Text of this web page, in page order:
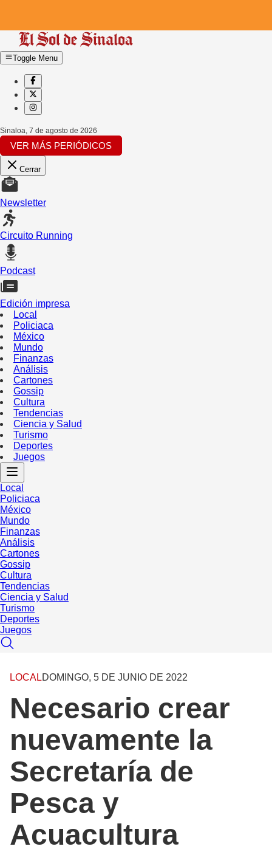
Toggle Menu
Sinaloa, 7 de agosto de 2026
VER MÁS PERIÓDICOS
Cerrar
Newsletter
Circuito Running
Podcast
Edición impresa
Local
Policiaca
México
Mundo
Finanzas
Análisis
Cartones
Gossip
Cultura
Tendencias
Ciencia y Salud
Turismo
Deportes
Juegos
Local
Policiaca
México
Mundo
Finanzas
Análisis
Cartones
Gossip
Cultura
Tendencias
Ciencia y Salud
Turismo
Deportes
Juegos
LOCALDOMINGO, 5 DE JUNIO DE 2022
Necesario crear
nuevamente la
Secretaría de
Pesca y
Acuacultura